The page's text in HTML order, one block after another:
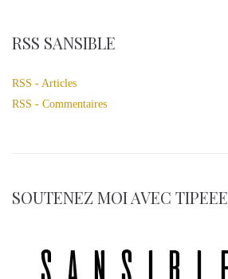
RSS SANSIBLE
RSS - Articles
RSS - Commentaires
SOUTENEZ MOI AVEC TIPEEE